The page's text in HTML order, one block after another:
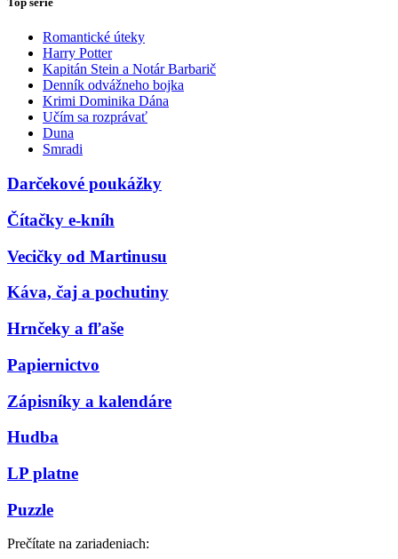
Romantické úteky
Harry Potter
Kapitán Stein a Notár Barbarič
Denník odvážneho bojka
Krimi Dominika Dána
Učím sa rozprávať
Duna
Smradi
Darčekové poukážky
Čítačky e-kníh
Vecičky od Martinusu
Káva, čaj a pochutiny
Hrnčeky a fľaše
Papiernictvo
Zápisníky a kalendáre
Hudba
LP platne
Puzzle
Prečítate na zariadeniach: